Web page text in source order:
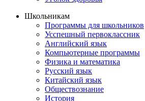
Школьникам
Программы для школьников
Усспешный первоклассник
Английский язык
Компьютерные программы
Физика и математика
Русский язык
Китайский язык
Обществознание
История